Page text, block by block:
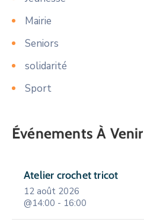
Mairie
Seniors
solidarité
Sport
Événements À Venir
Atelier crochet tricot
12 août 2026
@14:00 - 16:00